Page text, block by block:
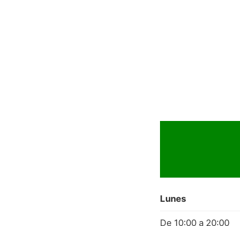
Lunes
De 10:00 a 20:00